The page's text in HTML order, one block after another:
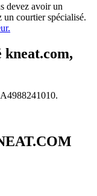
devez avoir un
un courtier spécialisé.
kneat.com,